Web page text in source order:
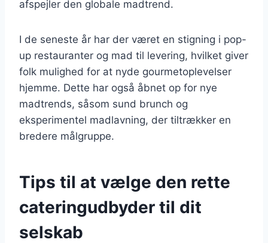
afspejler den globale madtrend.
I de seneste år har der været en stigning i pop-
up restauranter og mad til levering, hvilket giver
folk mulighed for at nyde gourmetoplevelser
hjemme. Dette har også åbnet op for nye
madtrends, såsom sund brunch og
eksperimentel madlavning, der tiltrækker en
bredere målgruppe.
Tips til at vælge den rette
cateringudbyder til dit
selskab